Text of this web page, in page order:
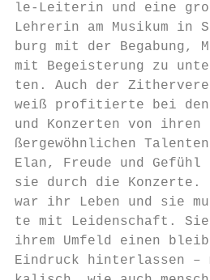
le-Leiterin und eine
Lehrerin am Musikum
burg mit der Begabung,
mit Begeisterung zu
ten. Auch der
weiß profitierte bei den
und Konzerten von
ßergewöhnlichen
Elan, Freude und
sie durch die Konzerte.
war ihr Leben und sie
te mit Leidenschaft. Sie
ihrem Umfeld einen
Eindruck hinterlassen –